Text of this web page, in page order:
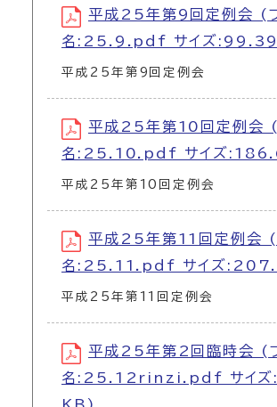
平成25年第9回定例会 (
名:25.9.pdf サイズ
平成25年第9回定例会
平成25年第10回定例会 (
名:25.10.pdf サイズ
平成25年第10回定例会
平成25年第11回定例会 (
名:25.11.pdf サイズ
平成25年第11回定例会
平成25年第2回臨時会 (
名:25.12rinzi.pdf サイ